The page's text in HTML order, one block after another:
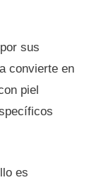
sus
convierte en
piel
es